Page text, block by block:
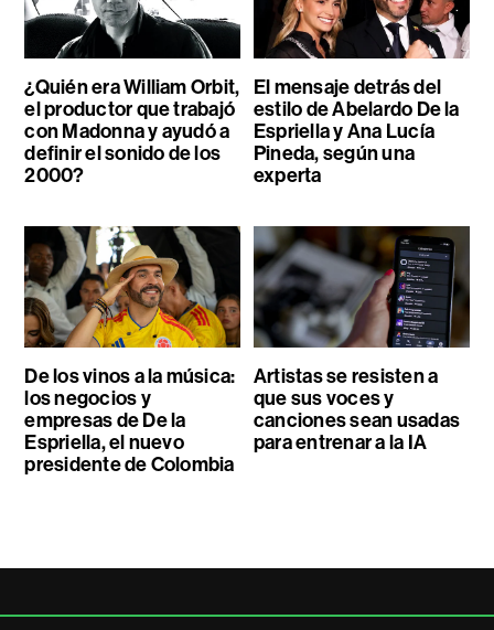
¿Quién era William Orbit,
el productor que trabajó
con Madonna y ayudó a
definir el sonido de los
2000?
El mensaje detrás del
estilo de Abelardo De la
Espriella y Ana Lucía
Pineda, según una
experta
De los vinos a la música:
los negocios y
empresas de De la
Espriella, el nuevo
presidente de Colombia
Artistas se resisten a
que sus voces y
canciones sean usadas
para entrenar a la IA